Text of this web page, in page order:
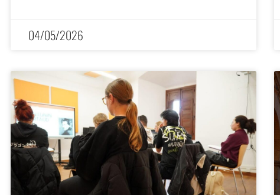
04/05/2026